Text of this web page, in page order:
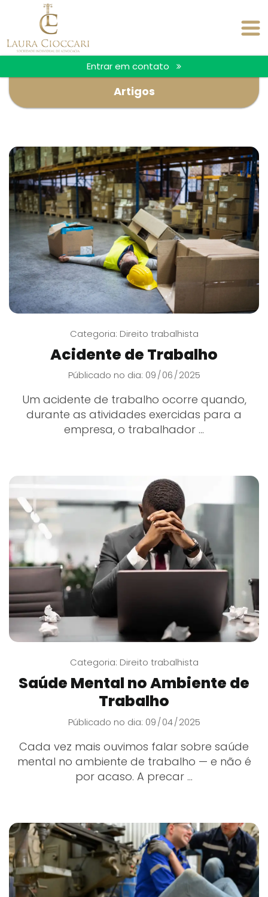
Entrar em contato
Artigos
Categoria: Direito trabalhista
Acidente de Trabalho
Públicado no dia: 09 / 06 / 2025
Um acidente de trabalho ocorre quando,
durante as atividades exercidas para a
empresa, o trabalhador ...
Categoria: Direito trabalhista
Saúde Mental no Ambiente de
Trabalho
Públicado no dia: 09 / 04/ 2025
Cada vez mais ouvimos falar sobre saúde
mental no ambiente de trabalho — e não é
por acaso. A precar ...